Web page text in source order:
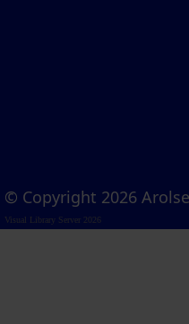
© Copyright 2026
Visual Library Server 2026